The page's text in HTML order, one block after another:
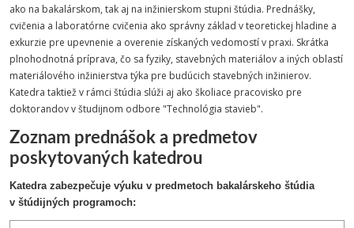
ako na bakalárskom, tak aj na inžinierskom stupni štúdia. Prednášky,
cvičenia a laboratórne cvičenia ako správny základ v teoretickej hladine a
exkurzie pre upevnenie a overenie získaných vedomostí v praxi. Skrátka
plnohodnotná príprava, čo sa fyziky, stavebných materiálov a iných oblastí
materiálového inžinierstva týka pre budúcich stavebných inžinierov.
Katedra taktiež v rámci štúdia slúži aj ako školiace pracovisko pre
doktorandov v študijnom odbore "Technológia stavieb".
Zoznam prednášok a predmetov
poskytovaných katedrou
Katedra zabezpečuje výuku v predmetoch bakalárskeho štúdia
v štúdijných programoch: